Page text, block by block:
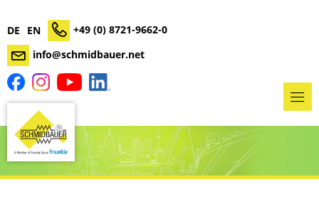
DE EN
+49 (0) 8721-9662-0
info@schmidbauer.net